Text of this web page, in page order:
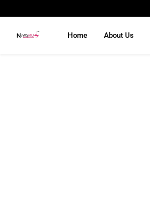
Home About Us